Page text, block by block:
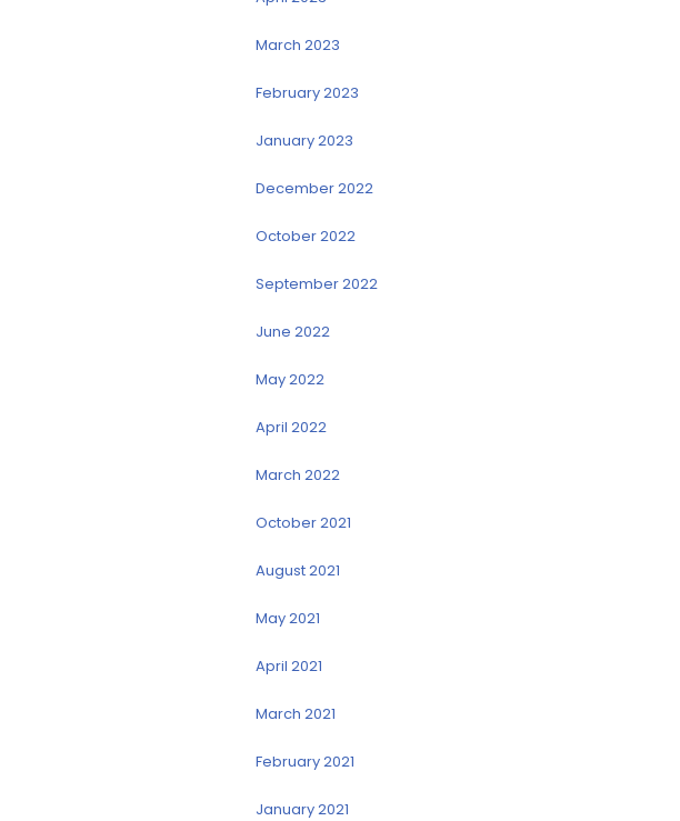
March 2023
February 2023
January 2023
December 2022
October 2022
September 2022
June 2022
May 2022
April 2022
March 2022
October 2021
August 2021
May 2021
April 2021
March 2021
February 2021
January 2021